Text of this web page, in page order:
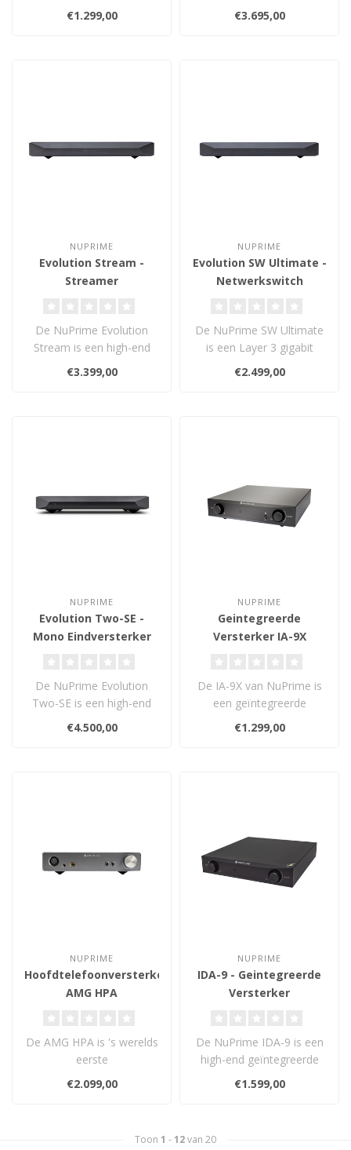
stereo-ingang, RCA stereo
€1.299,00
dubbele ESS Technology
32-bits audio D..
€3.695,00
NUPRIME
Evolution Stream -
Streamer
De NuPrime Evolution
Stream is een high-end
muziekserver met Roon
Core, USB DSD5..
€3.399,00
NUPRIME
Evolution SW Ultimate -
Netwerkswitch
De NuPrime SW Ultimate
is een Layer 3 gigabit
switch met 12 poorten, 10
MHz TCXO..
€2.499,00
NUPRIME
Evolution Two-SE -
Mono Eindversterker
De NuPrime Evolution
Two-SE is een high-end
mono eindversterker met
600W vermoge..
€4.500,00
NUPRIME
Geintegreerde
Versterker IA-9X
De IA-9X van NuPrime is
een geïntegreerde
versterker die is
ontworpen om goed t..
€1.299,00
NUPRIME
Hoofdtelefoonversterker
AMG HPA
De AMG HPA is 's werelds
eerste
die gebruikmaakt van het..
€2.099,00
NUPRIME
IDA-9 - Geintegreerde
Versterker
De NuPrime IDA-9 is een
high-end geïntegreerde
Class A+D..
€1.599,00
Toon 1 - 12van 20